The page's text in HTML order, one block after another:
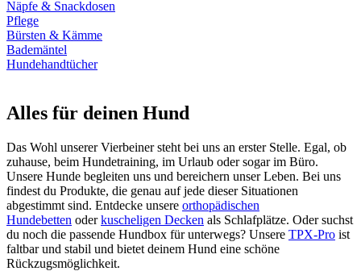
Näpfe & Snackdosen
Pflege
Bürsten & Kämme
Bademäntel
Hundehandtücher
Alles für deinen Hund
Das Wohl unserer Vierbeiner steht bei uns an erster Stelle. Egal, ob
zuhause, beim Hundetraining, im Urlaub oder sogar im Büro.
Unsere Hunde begleiten uns und bereichern unser Leben. Bei uns
findest du Produkte, die genau auf jede dieser Situationen
abgestimmt sind. Entdecke unsere orthopädischen
Hundebetten oderkuscheligen Decken als Schlafplätze. Oder suchst
du noch die passende Hundbox für unterwegs? Unsere TPX-Pro ist
faltbar und stabil und bietet deinem Hund eine schöne
Rückzugsmöglichkeit.